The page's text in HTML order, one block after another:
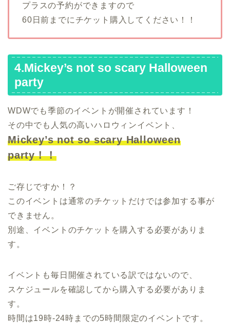
プラスの予約ができますので
60日前までにチケット購入してください！！
4.Mickey’s not so scary Halloween
party
WDWでも季節のイベントが開催されています！
その中でも人気の高いハロウィンイベント、
Mickey’s not so scary Halloween
party！！
ご存じですか！？
このイベントは通常のチケットだけでは参加する事が
できません。
別途、イベントのチケットを購入する必要がありま
す。
イベントも毎日開催されている訳ではないので、
スケジュールを確認してから購入する必要がありま
す。
時間は19時-24時までの5時間限定のイベントです。